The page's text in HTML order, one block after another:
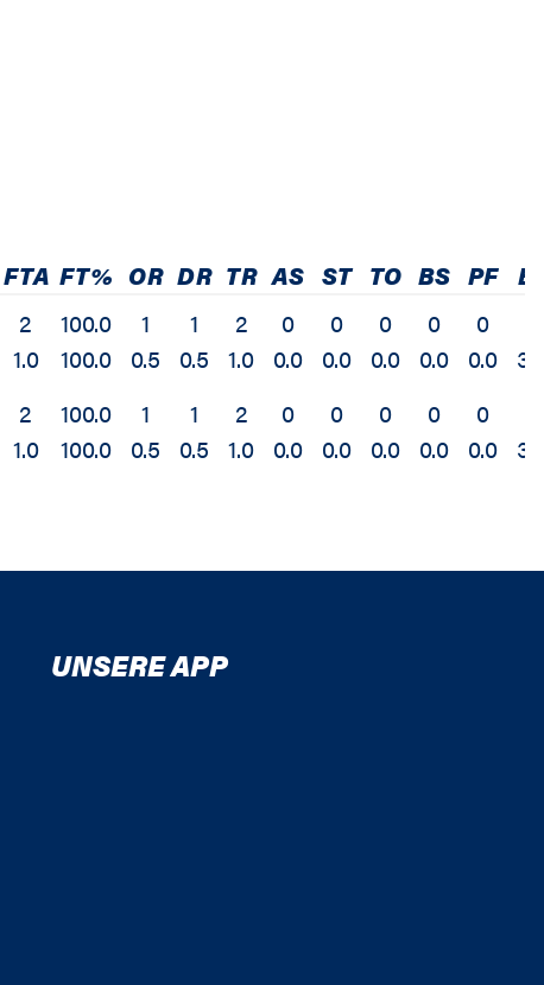
FTA FT% OR DR TR AS ST TO BS PF
2
1.0
100.0
100.0
1
0.5
1
0.5
2
1.0
0
0.0
0
0.0
0
0.0
0
0.0
0
0.0
2
1.0
100.0
100.0
1
0.5
1
0.5
2
1.0
0
0.0
0
0.0
0
0.0
0
0.0
0
0.0
UNSERE APP